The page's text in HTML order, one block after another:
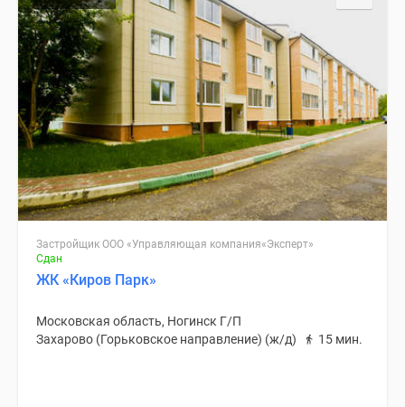
Застройщик ООО «Управляющая компания«Эксперт»
Сдан
ЖК «Киров Парк»
Московская область, Ногинск Г/П
Захарово (Горьковское направление) (ж/д)
15 мин.